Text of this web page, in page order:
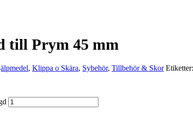
till Prym 45 mm
, Klippa o Skära, Sybehör, Tillbehör & Skor Etiketter: